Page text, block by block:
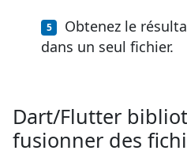
Obtenez le
dans un seul fichier.
Dart/Flutter
fusionner des